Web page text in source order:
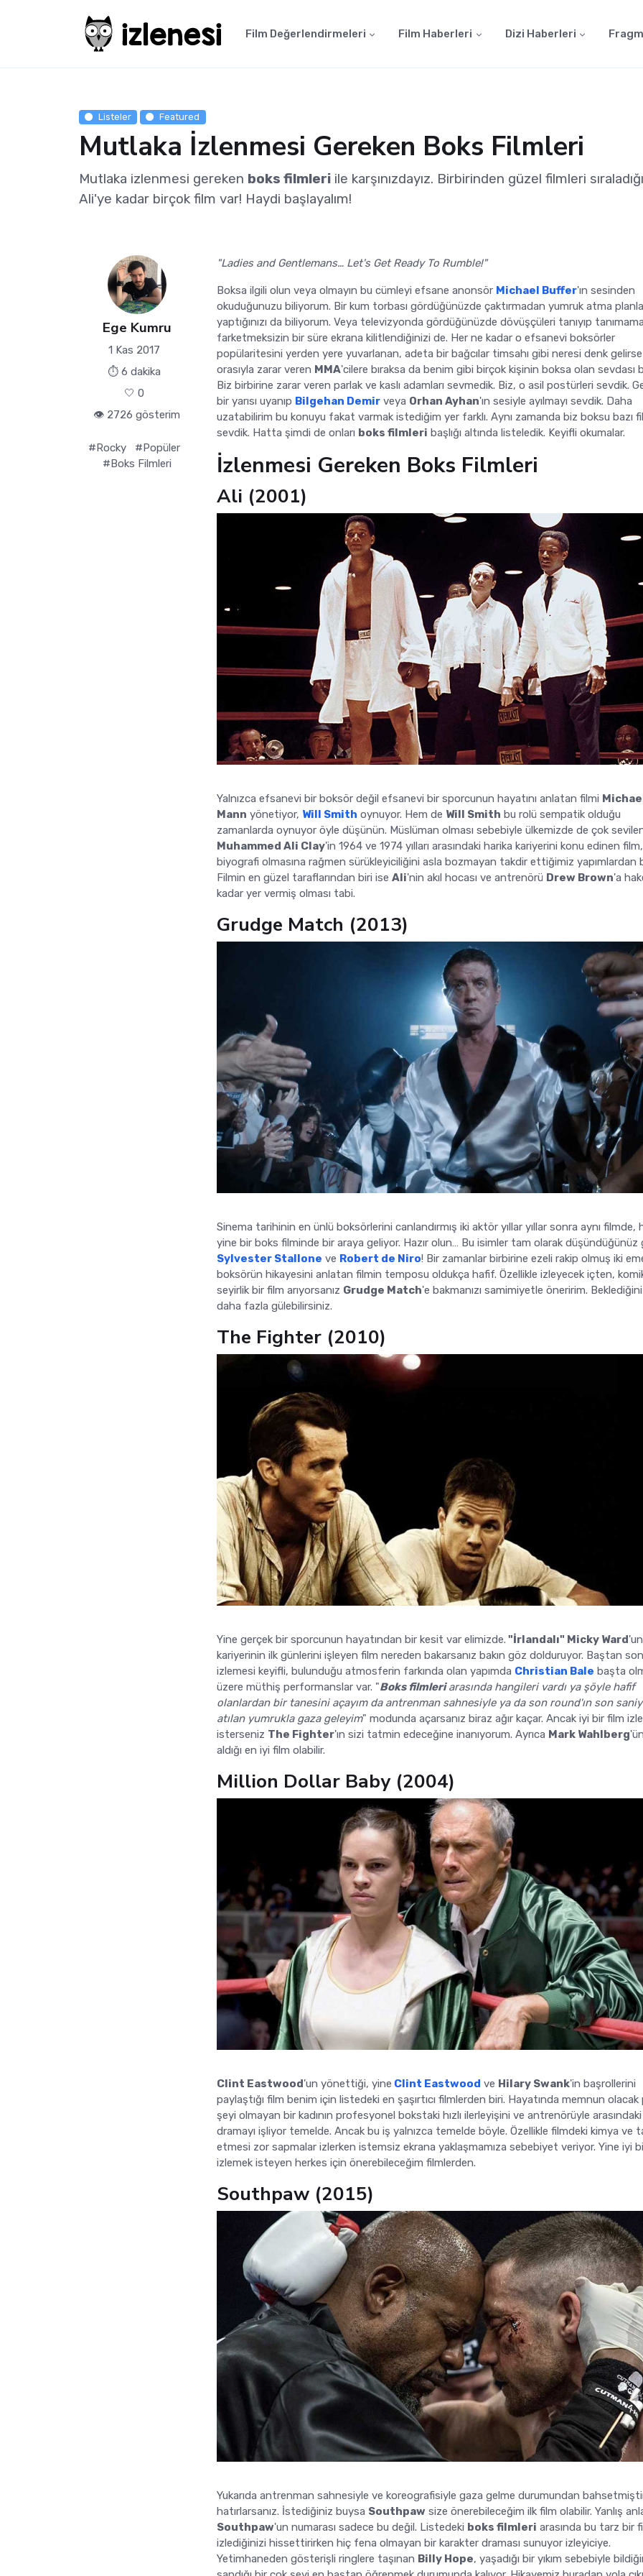
Film Değerlendirmeleri Film Haberleri Dizi Haberleri
Listeler Featured
Mutlaka İzlenmesi Gereken Boks Filmleri
Mutlaka izlenmesi gereken boks filmleriile karşınızdayız. Birbirinden güzel filmleri
Ali'ye kadar birçok film var! Haydi başlayalım!
Ege Kumru
1 Kas 2017
⏱ 6 dakika
🤍 0
👁️ 2726 gösterim
#Rocky
#Popüler
#Boks Filmleri
"Ladies and Gentlemans… Let's Get Ready To Rumble!"
Boksa ilgili olun veya olmayın bu cümleyi efsane anonsör Michael Buffer'ın sesinden
okuduğunuzu biliyorum. Bir kum torbası gördüğünüzde çaktırmadan yumruk atma
yaptığınızı da biliyorum. Veya televizyonda gördüğünüzde dövüşçüleri tanıyıp
farketmeksizin bir süre ekrana kilitlendiğinizi de. Her ne kadar o efsanevi boksörler
popülaritesini yerden yere yuvarlanan, adeta bir bağcılar timsahı gibi neresi denk gelirse
orasıyla zarar veren MMA'cilere bıraksa da benim gibi birçok kişinin boksa olan sevdası
Biz birbirine zarar veren parlak ve kaslı adamları sevmedik. Biz, o asil postürleri sevdik.
bir yarısı uyanıp Bilgehan Demir veya Orhan Ayhan'ın sesiyle ayılmayı sevdik. Daha
uzatabilirim bu konuyu fakat varmak istediğim yer farklı. Aynı zamanda biz boksu bazı
sevdik. Hatta şimdi de onları boks filmleri başlığı altında listeledik. Keyifli okumalar.
İzlenmesi Gereken Boks Filmleri
Ali (2001)
Yalnızca efsanevi bir boksör değil efsanevi bir sporcunun hayatını anlatan filmi
Mann yönetiyor, Will Smith oynuyor. Hem de Will Smith bu rolü sempatik olduğu
zamanlarda oynuyor öyle düşünün. Müslüman olması sebebiyle ülkemizde de çok
Muhammed Ali Clay'in 1964 ve 1974 yılları arasındaki harika kariyerini konu edinen film,
biyografi olmasına rağmen sürükleyiciliğini asla bozmayan takdir ettiğimiz yapımlardan
Filmin en güzel taraflarından biri ise Ali'nin akıl hocası ve antrenörü Drew Brown'a
kadar yer vermiş olması tabi.
Grudge Match (2013)
Sinema tarihinin en ünlü boksörlerini canlandırmış iki aktör yıllar yıllar sonra aynı filmde,
yine bir boks filminde bir araya geliyor. Hazır olun… Bu isimler tam olarak düşündüğünüz
Sylvester Stallone ve Robert de Niro! Bir zamanlar birbirine ezeli rakip olmuş iki
boksörün hikayesini anlatan filmin temposu oldukça hafif. Özellikle izleyecek içten,
seyirlik bir film arıyorsanız Grudge Match'e bakmanızı samimiyetle öneririm.
daha fazla gülebilirsiniz.
The Fighter (2010)
Yine gerçek bir sporcunun hayatından bir kesit var elimizde. "İrlandalı" Micky Ward'un
kariyerinin ilk günlerini işleyen film nereden bakarsanız bakın göz dolduruyor. Baştan
izlemesi keyifli, bulunduğu atmosferin farkında olan yapımda Christian Bale başta
üzere müthiş performanslar var. "Boks filmleriarasında hangileri vardı ya şöyle hafif
olanlardan bir tanesini açayım da antrenman sahnesiyle ya da son round'ın son
atılan yumrukla gaza geleyim" modunda açarsanız biraz ağır kaçar. Ancak iyi bir film
isterseniz The Fighter'ın sizi tatmin edeceğine inanıyorum. Ayrıca Mark Wahlberg
aldığı en iyi film olabilir.
Million Dollar Baby (2004)
Clint Eastwood'un yönettiği, yine Clint Eastwood ve Hilary Swank'in başrollerini
paylaştığı film benim için listedeki en şaşırtıcı filmlerden biri. Hayatında memnun olacak
şeyi olmayan bir kadının profesyonel bokstaki hızlı ilerleyişini ve antrenörüyle arasındaki
dramayı işliyor temelde. Ancak bu iş yalnızca temelde böyle. Özellikle filmdeki kimya ve
etmesi zor sapmalar izlerken istemsiz ekrana yaklaşmamıza sebebiyet veriyor. Yine iyi
izlemek isteyen herkes için önerebileceğim filmlerden.
Southpaw (2015)
Yukarıda antrenman sahnesiyle ve koreografisiyle gaza gelme durumundan
hatırlarsanız. İstediğiniz buysa Southpaw size önerebileceğim ilk film olabilir. Yanlış
Southpaw'un numarası sadece bu değil. Listedeki boks filmleri arasında bu tarz bir
izlediğinizi hissettirirken hiç fena olmayan bir karakter draması sunuyor izleyiciye.
Yetimhaneden gösterişli ringlere taşınan Billy Hope, yaşadığı bir yıkım sebebiyle